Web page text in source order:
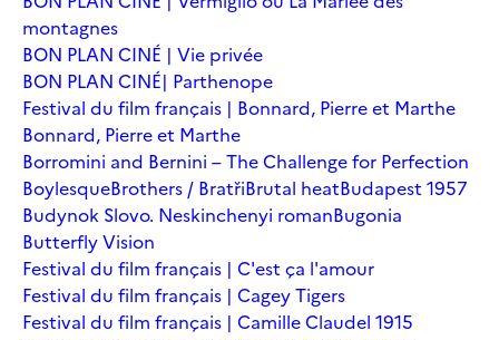
montagnes
BON PLAN CINÉ | Vie privée
BON PLAN CINÉ| Parthenope
Festival du film français | Bonnard, Pierre et Marthe
Bonnard, Pierre et Marthe
Borromini and Bernini – The Challenge for Perfection
BoylesqueBrothers / BratřiBrutal heatBudapest 1957
Budynok Slovo. Neskinchenyi romanBugonia
Butterfly Vision
Festival du film français | C'est ça l'amour
Festival du film français | Cagey Tigers
Festival du film français | Camille Claudel 1915